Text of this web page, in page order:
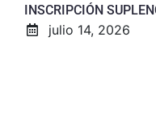
INSCRIPCIÓN
julio 14, 2026